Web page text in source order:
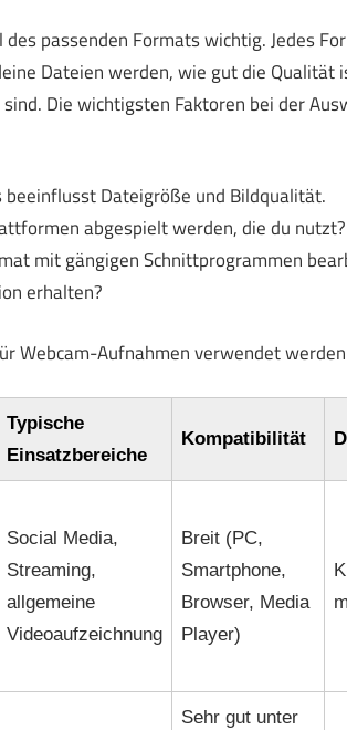
passenden Formats wichtig. Jedes
Dateien werden, wie gut die Qualität
Die wichtigsten Faktoren bei der
Dateigröße und Bildqualität.
abgespielt werden, die du nutzt?
mit gängigen Schnittprogrammen
erhalten?
Webcam-Aufnahmen verwendet
Typische
Einsatzbereiche
Kompatibilität
Social Media,
Streaming,
allgemeine
Videoaufzeichnung
Breit (PC,
Smartphone,
Browser, Media
Player)
Sehr gut unter